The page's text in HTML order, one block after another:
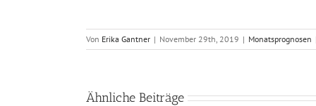
Von Erika Gantner | November 29th, 2019 | Monatsprognosen
Ähnliche Beiträge